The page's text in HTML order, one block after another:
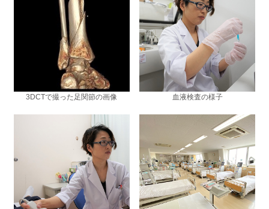
3DCTで撮った足関節の画像 血液検査の様子